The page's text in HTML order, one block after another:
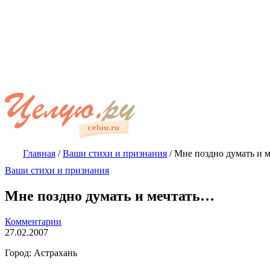
Главная /Ваши стихи и признания /Мне поздно думать и
Ваши стихи и признания
Мне поздно думать и мечтать…
Комментарии
27.02.2007
Город: Астрахань